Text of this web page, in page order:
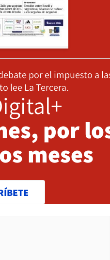
por el impuesto a
lee La Tercera.
por
meses